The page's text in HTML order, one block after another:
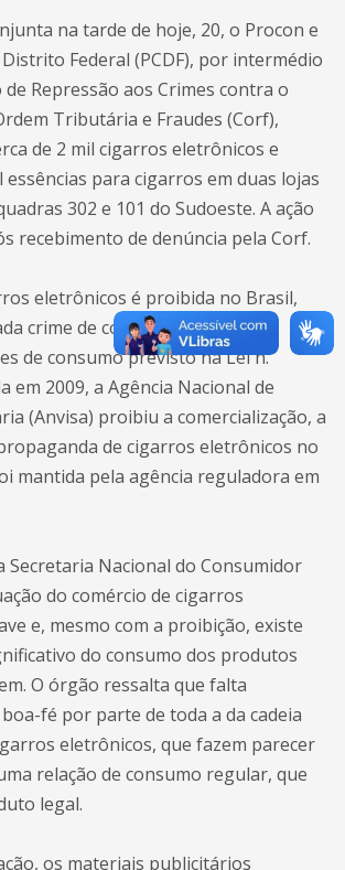
na tarde de hoje, 20, o Procon e
Federal (PCDF), por intermédio
Repressão aos Crimes contra o
Tributária e Fraudes (Corf),
de 2 mil cigarros eletrônicos e
essências para cigarros em duas lojas
302 e 101 do Sudoeste. A ação
recebimento de denúncia pela Corf.
eletrônicos é proibida no Brasil,
crime de contrabando e crime
de consumo previsto na Lei n.
em 2009, a Agência Nacional de
(Anvisa) proibiu a comercialização, a
de cigarros eletrônicos no
mantida pela agência reguladora em
Secretaria Nacional do Consumidor
do comércio de cigarros
e, mesmo com a proibição, existe
do consumo dos produtos
O órgão ressalta que falta
fé por parte de toda a da cadeia
eletrônicos, que fazem parecer
relação de consumo regular, que
legal.
os materiais publicitários